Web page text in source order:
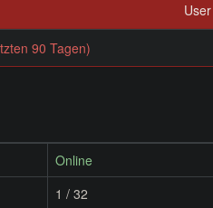
90 Tagen)
Online
1 / 32